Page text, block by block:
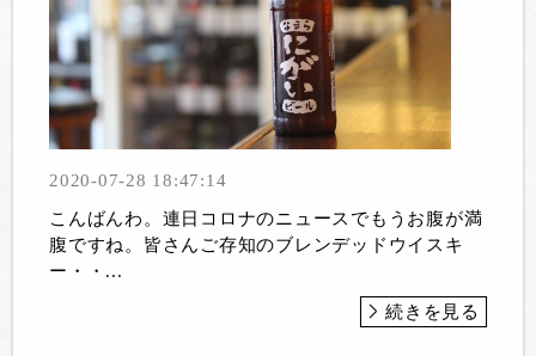
2020-07-28 18:47:14
こんばんわ。連日コロナのニュースでもうお腹が満
腹ですね。皆さんご存知のブレンデッドウイスキ
ー・・...
続きを見る